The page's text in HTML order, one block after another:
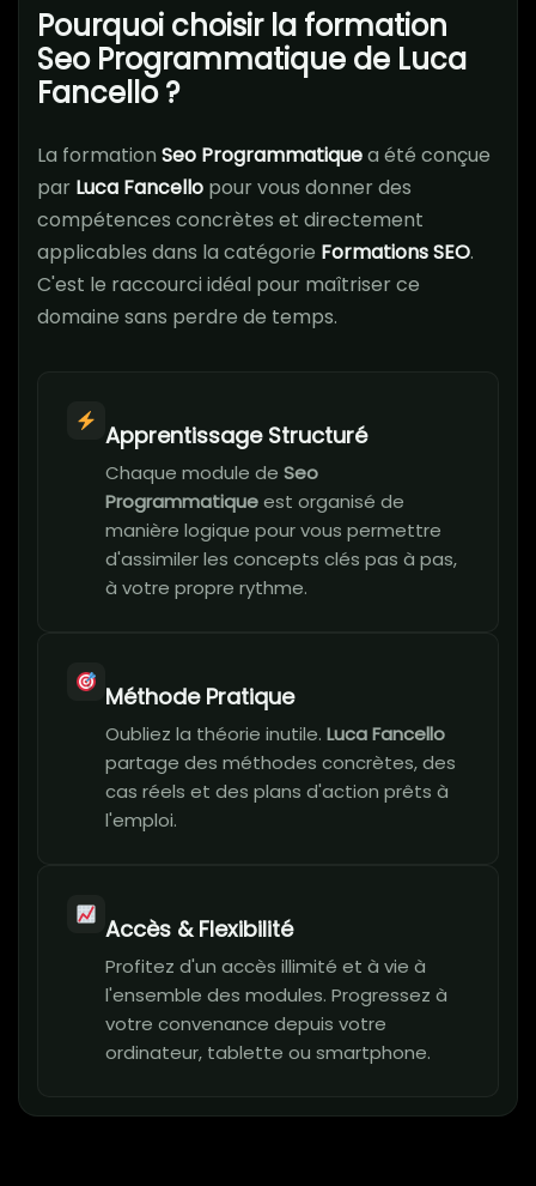
Pourquoi choisir la formation
Seo Programmatique de Luca
Fancello ?
La formation Seo Programmatiquea été conçue
par Luca Fancello pour vous donner des
compétences concrètes et directement
applicables dans la catégorie Formations SEO.
C'est le raccourci idéal pour maîtriser ce
domaine sans perdre de temps.
Apprentissage Structuré
Chaque module de Seo
Programmatiqueest organisé de
manière logique pour vous permettre
d'assimiler les concepts clés pas à pas,
à votre propre rythme.
Méthode Pratique
Oubliez la théorie inutile. Luca Fancello
partage des méthodes concrètes, des
cas réels et des plans d'action prêts à
l'emploi.
Accès & Flexibilité
Profitez d'un accès illimité et à vie à
l'ensemble des modules. Progressez à
votre convenance depuis votre
ordinateur, tablette ou smartphone.